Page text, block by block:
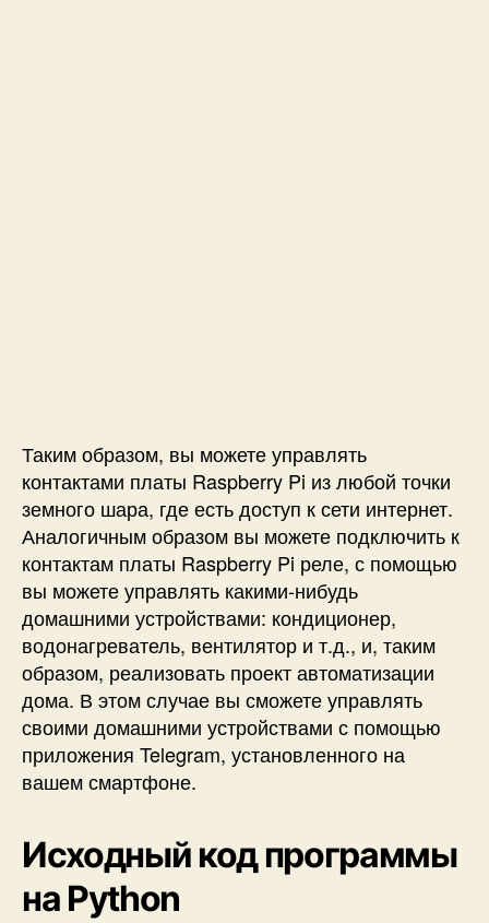
Таким образом, вы можете управлять
контактами платы Raspberry Pi из любой точки
земного шара, где есть доступ к сети интернет.
Аналогичным образом вы можете подключить к
контактам платы Raspberry Pi реле, с помощью
вы можете управлять какими-нибудь
домашними устройствами: кондиционер,
водонагреватель, вентилятор и т.д., и, таким
образом, реализовать проект автоматизации
дома. В этом случае вы сможете управлять
своими домашними устройствами с помощью
приложения Telegram, установленного на
вашем смартфоне.
Исходный код программы
на Python